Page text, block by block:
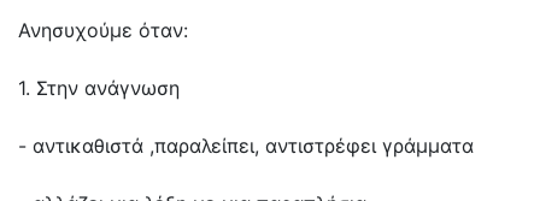
Ανησυχούμε όταν:
1. Στην ανάγνωση
- αντικαθιστά ,παραλείπει, αντιστρέφει γράμματα